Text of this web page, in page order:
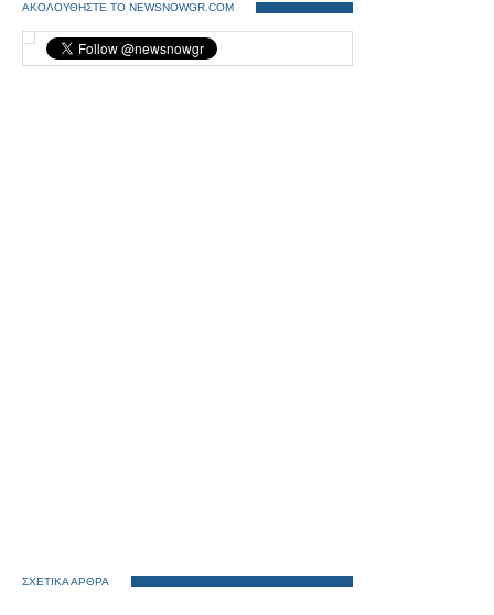
ΑΚΟΛΟΥΘΗΣΤΕ ΤΟ NEWSNOWGR.COM
ΣΧΕΤΙΚΑ ΑΡΘΡΑ